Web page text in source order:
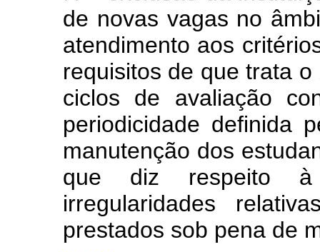
de novas vagas no
atendimento aos
requisitos de que trata o
ciclos de avaliação
periodicidade definida
manutenção dos
que diz respeito
irregularidades
prestados sob pena de